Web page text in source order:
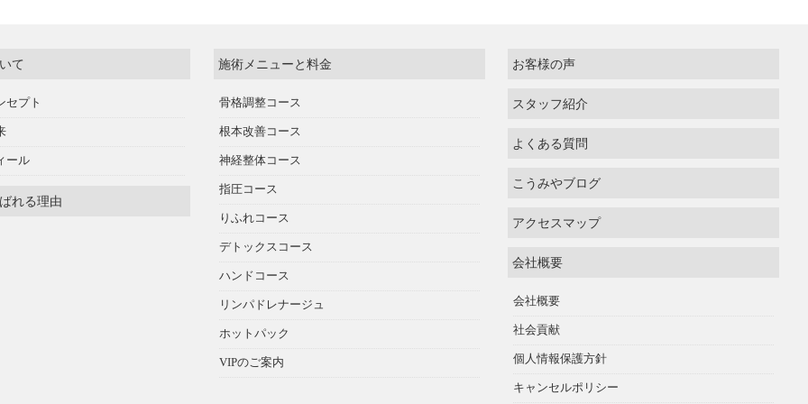
て
セプト
ール
れる理由
施術メニューと料金
骨格調整コース
根本改善コース
神経整体コース
指圧コース
りふれコース
デトックスコース
ハンドコース
リンパドレナージュ
ホットパック
VIPのご案内
お客様の声
スタッフ紹介
よくある質問
こうみやブログ
アクセスマップ
会社概要
会社概要
社会貢献
個人情報保護方針
キャンセルポリシー